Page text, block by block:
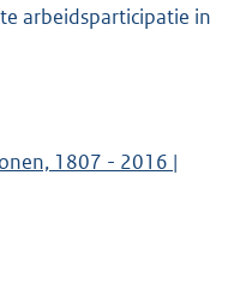
arbeidsparticipatie in
1807 - 2016 |